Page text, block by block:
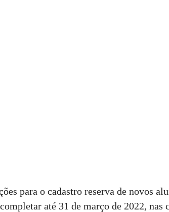
para o cadastro reserva de novos
até 31 de março de 2022, nas